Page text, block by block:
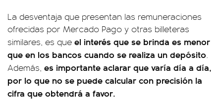
La desventaja que presentan las remuneraciones
ofrecidas por Mercado Pago y otras billeteras
similares, es que el interés que se brinda es menor
que en los bancos cuando se realiza un depósito.
Además, es importante aclarar que varía día a día,
por lo que no se puede calcular con precisión la
cifra que obtendrá a favor.